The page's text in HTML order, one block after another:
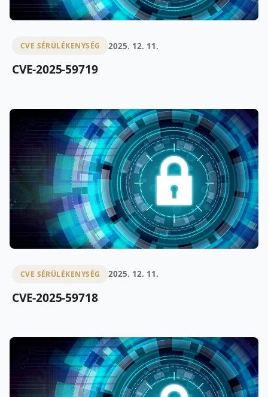
CVE SÉRÜLÉKENYSÉG 2025. 12. 11.
CVE-2025-59719
CVE SÉRÜLÉKENYSÉG 2025. 12. 11.
CVE-2025-59718